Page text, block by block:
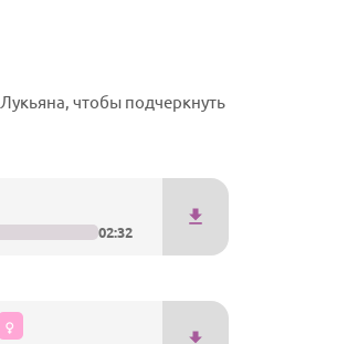
чтобы подчеркнуть
02:32